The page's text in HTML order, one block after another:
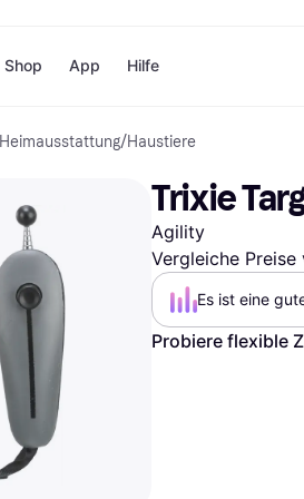
Zahlungsmethoden
Bezahle in 3
Teilzahlungen
Bezahle in bis zu 30
Tagen
Ratenzahlung
Shops
Mitgliedschaft
Shop
Shops
H&M
Temu
Kaufland.at
Samsung
Alle Shops
Möbel &
TV &
Sport &
Computer
App Hilfe
Heimausstattung/Haustiere
Trixie
Agility
Vergleiche Preise
Es ist eine
Probiere flexible